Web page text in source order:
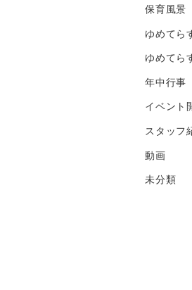
保育風景
ゆめてら
ゆめてら
年中行事
イベント
スタッフ
動画
未分類